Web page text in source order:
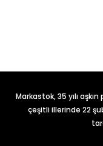
Markastok, 35 yılı
çeşitli illerinde 22